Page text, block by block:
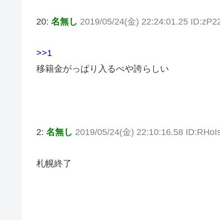
20: 名無し 2019/05/24(金) 22:24:01.25
>>1
移籍金がっぱり入るべや誇らしい
2: 名無し 2019/05/24(金) 22:10:16.58
札幌終了